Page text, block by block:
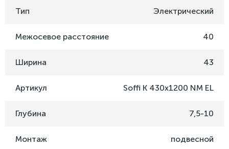
Тип Электрический
Межосевое расстояние 40
Ширина 43
Артикул Soffi K 430х1200 NM EL
Глубина 7,5-10
Монтаж подвесной